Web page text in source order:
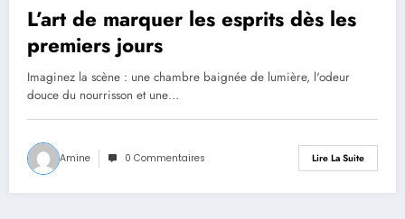
L’art de marquer les esprits dès les
premiers jours
Imaginez la scène : une chambre baignée de lumière, l'odeur
douce du nourrisson et une…
Amine 0 Commentaires Lire La Suite